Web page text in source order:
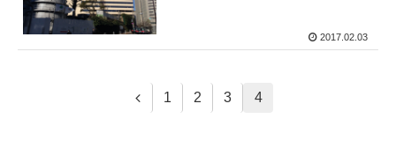
2017.02.03
1 2 3 4